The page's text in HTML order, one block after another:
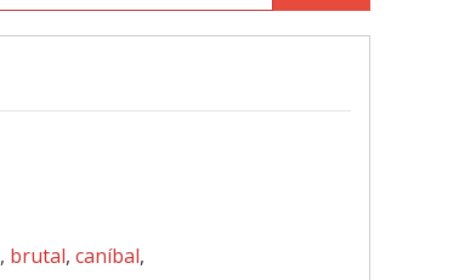
, brutal, caníbal,